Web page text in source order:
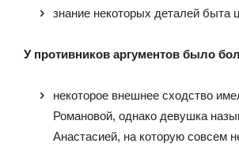
знание некоторых деталей быта
У противников аргументов было
некоторое внешнее сходство
Романовой, однако девушка
Анастасией, на которую совсем